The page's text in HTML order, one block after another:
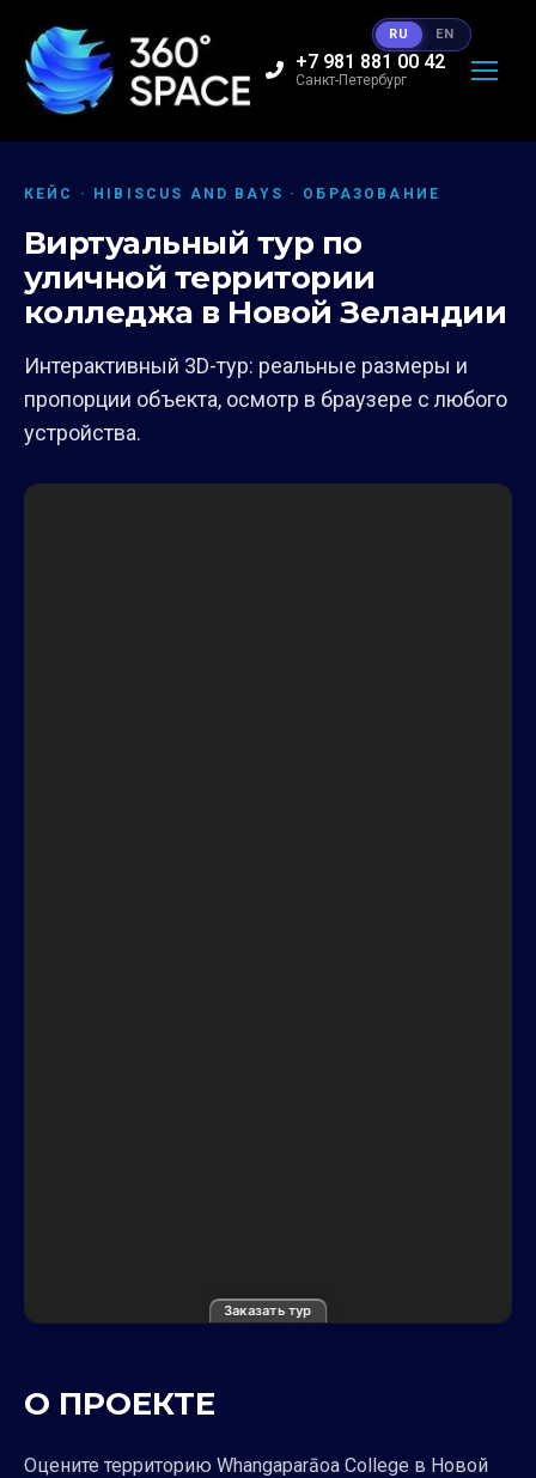
+7 981 881 00 42
Санкт-Петербург
КЕЙС · HIBISCUS AND BAYS · ОБРАЗОВАНИЕ
Виртуальный тур по
уличной территории
колледжа в Новой Зеландии
Интерактивный 3D-тур: реальные размеры и
пропорции объекта, осмотр в браузере с любого
устройства.
Заказать тур
О ПРОЕКТЕ
Оцените территорию Whangaparāoa College в Новой
RU EN